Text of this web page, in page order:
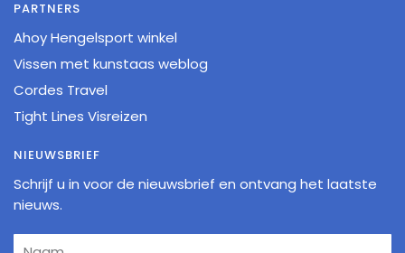
PARTNERS
Ahoy Hengelsport winkel
Vissen met kunstaas weblog
Cordes Travel
Tight Lines Visreizen
NIEUWSBRIEF
Schrijf u in voor de nieuwsbrief en ontvang het laatste
nieuws.